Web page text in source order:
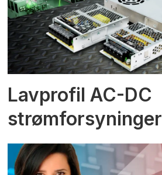
Lavprofil AC-DC
strømforsyninger